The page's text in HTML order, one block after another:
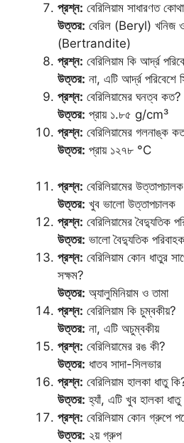
প্রশ্ন: বেরিলিয়াম সাধারণত
উত্তর: বেরিল (Beryl) খনিজ ও
(Bertrandite)
প্রশ্ন: বেরিলিয়াম কি আর্দ্র
উত্তর: না, এটি আর্দ্র পরিবেশে
প্রশ্ন: বেরিলিয়ামের ঘনত্ব কত?
উত্তর: প্রায় ১.৮৫ g/cm³
প্রশ্ন: বেরিলিয়ামের গলনাঙ্ক
উত্তর: প্রায় ১২৭৮ °C
প্রশ্ন: বেরিলিয়ামের
উত্তর: খুব ভালো উত্তাপচালক
প্রশ্ন: বেরিলিয়ামের বৈদ্যুতিক
উত্তর: ভালো বৈদ্যুতিক পরিবাহক
প্রশ্ন: বেরিলিয়াম কোন ধাতুর
সক্ষম?
উত্তর: অ্যালুমিনিয়াম ও তামা
প্রশ্ন: বেরিলিয়াম কি চুম্বকীয়?
উত্তর: না, এটি অচুম্বকীয়
প্রশ্ন: বেরিলিয়ামের রঙ কী?
উত্তর: ধাতব সাদা-সিলভার
প্রশ্ন: বেরিলিয়াম হালকা ধাতু
উত্তর: হ্যাঁ, এটি খুব হালকা ধাতু
প্রশ্ন: বেরিলিয়াম কোন গ্রুপে
উত্তর: ২য় গ্রুপ